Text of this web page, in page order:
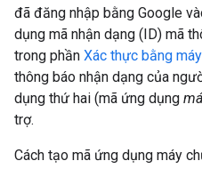
đã đăng nhập bằng Google
dụng mã nhận dạng (ID) mã
trong phần Xác thực bằng
thông báo nhận dạng của
dụng thứ hai (mã ứng dụng
trợ.
Cách tạo mã ứng dụng máy